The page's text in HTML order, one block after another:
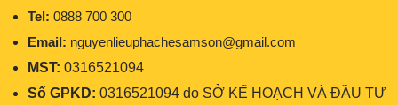
Tel: 0888 700 300
Email: nguyenlieuphachesamson@gmail.com
MST: 0316521094
Số GPKD: 0316521094 do SỞ KẾ HOẠCH VÀ ĐẦU TƯ